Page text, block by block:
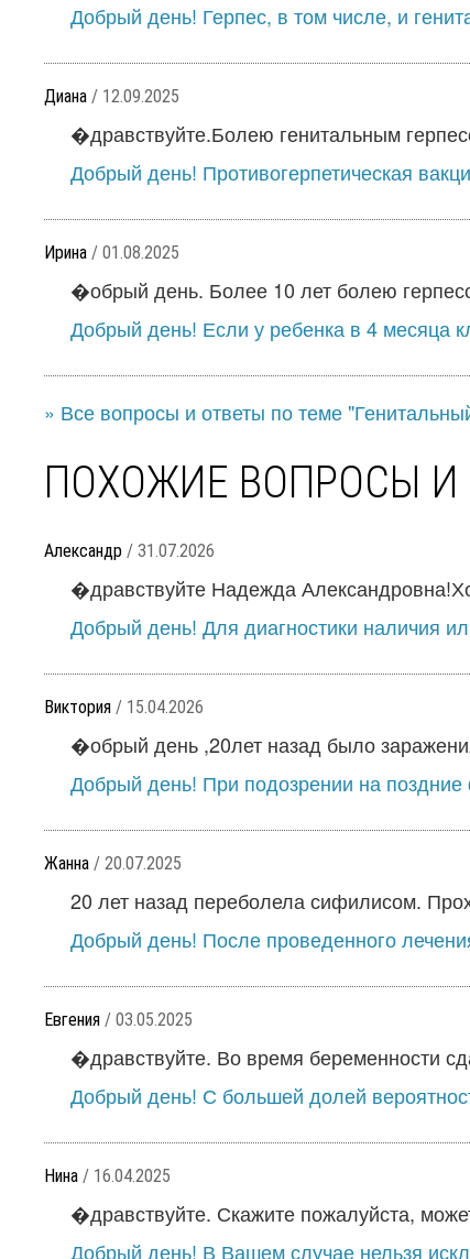
Добрый день! Герпес, в том числе, и
Диана / 12.09.2025
�дравствуйте.Болею генитальным
Добрый день! Противогерпетическая
Ирина / 01.08.2025
�обрый день. Более 10 лет болею
Добрый день! Если у ребенка в 4 месяца
» Все вопросы и ответы по теме
ПОХОЖИЕ ВОПРОСЫ И
Александр / 31.07.2026
�дравствуйте Надежда
Добрый день! Для диагностики наличия
Виктория / 15.04.2026
�обрый день ,20лет назад было
Добрый день! При подозрении на
Жанна / 20.07.2025
20 лет назад переболела сифилисом.
Добрый день! После проведенного
Евгения / 03.05.2025
�дравствуйте. Во время беременности
Добрый день! С большей долей
Нина / 16.04.2025
�дравствуйте. Скажите пожалуйста,
Добрый день! В Вашем случае нельзя